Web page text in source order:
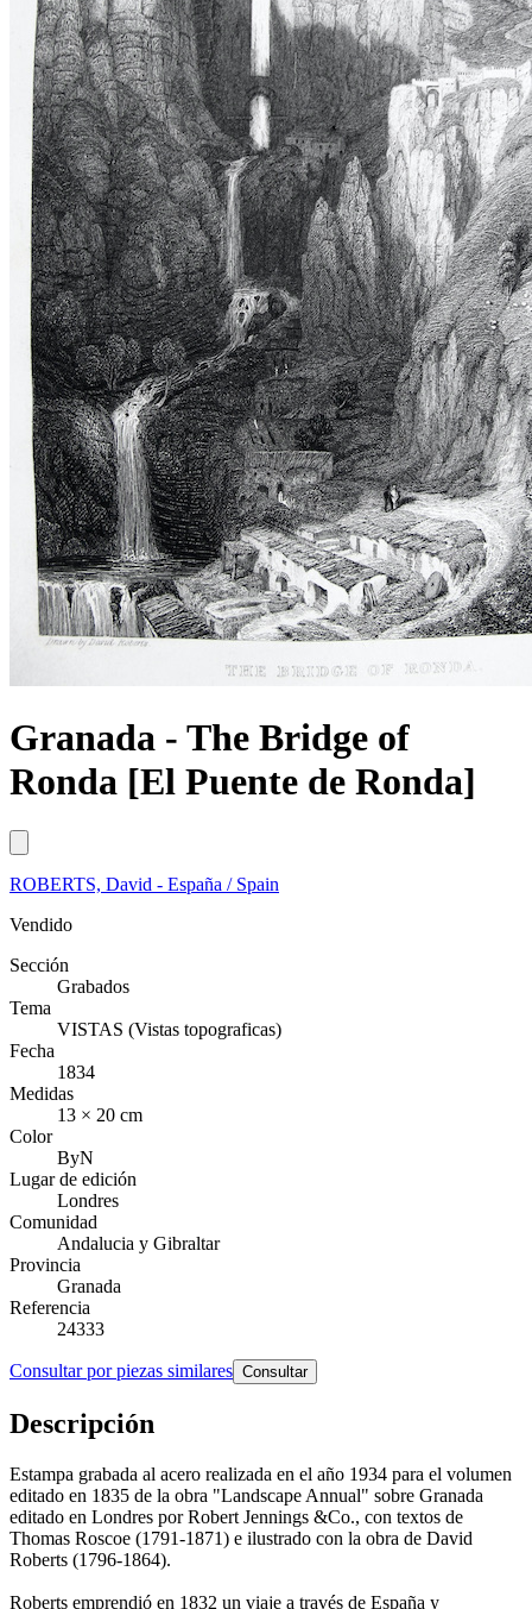
Granada - The Bridge of
Ronda [El Puente de Ronda]
ROBERTS, David - España / Spain
Vendido
Sección
Grabados
Tema
VISTAS (Vistas topograficas)
Fecha
1834
Medidas
13 × 20 cm
Color
ByN
Lugar de edición
Londres
Comunidad
Andalucia y Gibraltar
Provincia
Granada
Referencia
24333
Consultar por piezas similares Consultar
Descripción
Estampa grabada al acero realizada en el año 1934 para el volumen
editado en 1835 de la obra "Landscape Annual" sobre Granada
editado en Londres por Robert Jennings &Co., con textos de
Thomas Roscoe (1791-1871) e ilustrado con la obra de David
Roberts (1796-1864).
Roberts emprendió en 1832 un viaje a través de España y